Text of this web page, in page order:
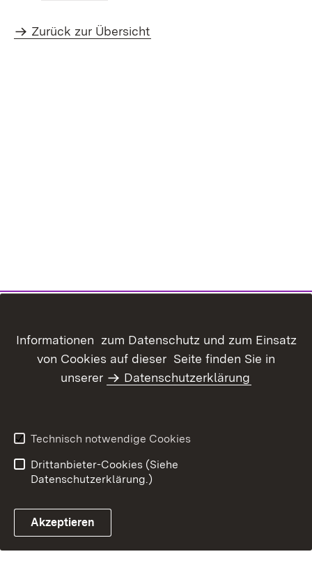
Zurück zur Übersicht
Kontakt
Benutzungshinweise
Informationen zum Datenschutz und zum Einsatz
von Cookies auf dieser Seite finden Sie in
unserer
Datenschutzerklärung
Technisch notwendige Cookies
Drittanbieter-Cookies (Siehe
Datenschutzerklärung.)
Akzeptieren